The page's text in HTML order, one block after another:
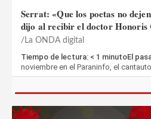
Serrat: «Que los poetas no
dijo al recibir el doctor Honoris
La ONDA digital
Tiempo de lectura: < 1 minutoEl
noviembre en el Paraninfo, el